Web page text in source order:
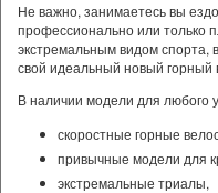
Не важно, занимаетесь вы
профессионально или только
экстремальным видом спорта,
свой идеальный новый горный
В наличии модели для любого
скоростные горные
привычные модели для
экстремальные триалы,